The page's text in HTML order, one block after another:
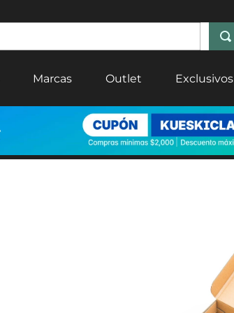
Marcas Outlet Exclusivos